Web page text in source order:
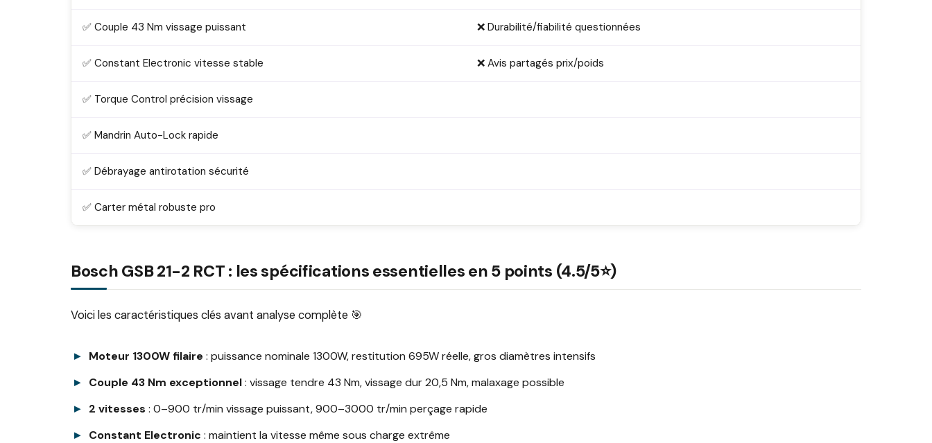
✅ Couple 43 Nm vissage puissant ❌ Durabilité/fiabilité questionnées
✅ Constant Electronic vitesse stable ❌ Avis partagés prix/poids
✅ Torque Control précision vissage
✅ Mandrin Auto-Lock rapide
✅ Débrayage antirotation sécurité
✅ Carter métal robuste pro
Bosch GSB 21-2 RCT : les spécifications essentielles en 5 points (4.5/5⭐)
Voici les caractéristiques clés avant analyse complète 🎯
Moteur 1300W filaire : puissance nominale 1300W, restitution 695W réelle, gros diamètres intensifs
Couple 43 Nm exceptionnel: vissage tendre 43 Nm, vissage dur 20,5 Nm, malaxage possible
2 vitesses : 0–900 tr/min vissage puissant, 900–3000 tr/min perçage rapide
Constant Electronic : maintient la vitesse même sous charge extrême